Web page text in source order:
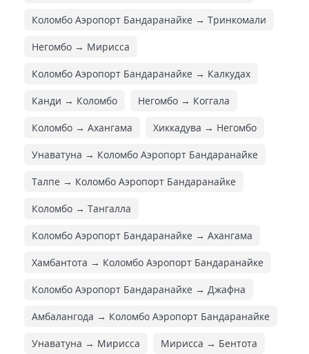
Коломбо Аэропорт Бандаранайке → Тринкомали
Негомбо → Мирисса
Коломбо Аэропорт Бандаранайке → Калкудах
Канди → Коломбо Негомбо → Коггала
Коломбо → Ахангама Хиккадува → Негомбо
Унаватуна → Коломбо Аэропорт Бандаранайке
Талпе → Коломбо Аэропорт Бандаранайке
Коломбо → Тангалла
Коломбо Аэропорт Бандаранайке → Ахангама
Хамбантота → Коломбо Аэропорт Бандаранайке
Коломбо Аэропорт Бандаранайке → Джафна
Амбалангода → Коломбо Аэропорт Бандаранайке
Унаватуна → Мирисса Мирисса → Бентота